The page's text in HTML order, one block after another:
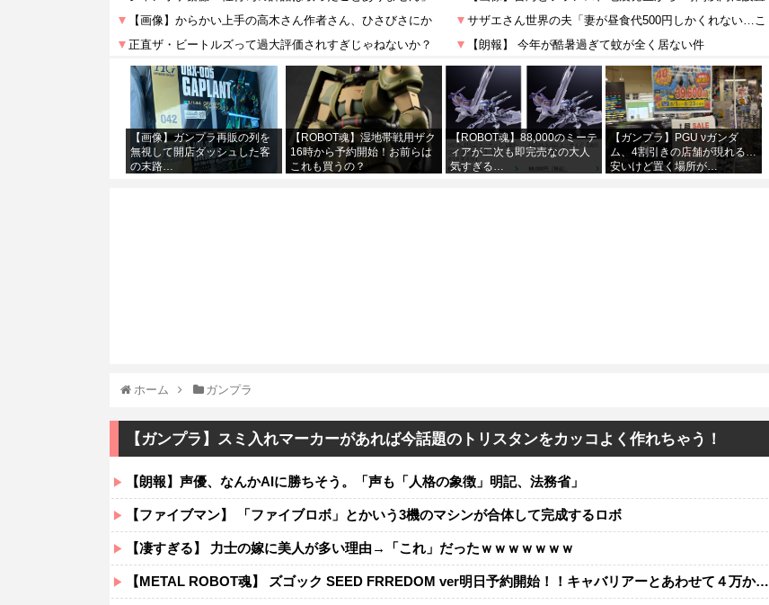
【画像】ガンプラ再販の列を
無視して開店ダッシュした客
の末路…
【ROBOT魂】湿地帯戦用ザク
16時から予約開始！お前らは
これも買うの？
【ROBOT魂】88,000のミーテ
ィアが二次も即完売なの大人
気すぎる…
【ガンプラ】PGU νガンダ
ム、4割引きの店舗が現れる…
安いけど置く場所が…
ホーム ガンプラ
【ガンプラ】スミ入れマーカーがあれば今話題のトリスタンをカッコよく作れちゃう！
【朗報】声優、なんかAIに勝ちそう。「声も「人格の象徴」明記、法務省」
【ファイブマン】 「ファイブロボ」とかいう3機のマシンが合体して完成するロボ
【凄すぎる】 力士の嫁に美人が多い理由→「これ」だったｗｗｗｗｗｗｗ
【METAL ROBOT魂】 ズゴック SEED FRREDOM ver明日予約開始！！キャバリアーとあわせて４万か…